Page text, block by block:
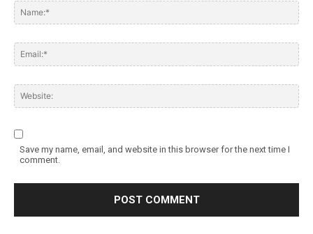
Save my name, email, and website in this browser for the next time I
comment.